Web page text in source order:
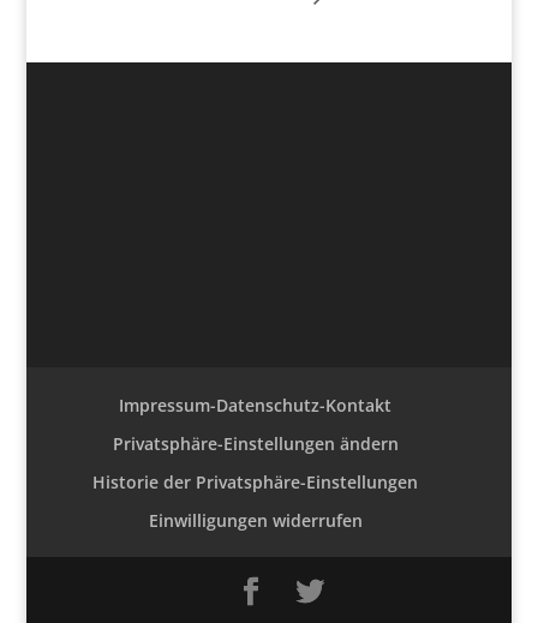
Impressum-Datenschutz-Kontakt
Privatsphäre-Einstellungen ändern
Historie der Privatsphäre-Einstellungen
Einwilligungen widerrufen